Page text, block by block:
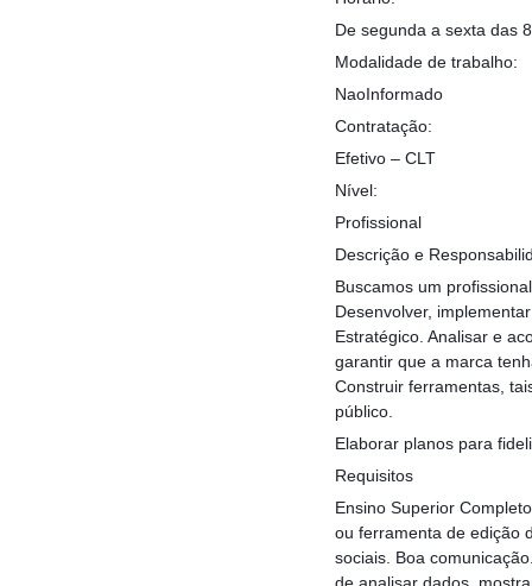
De segunda a sexta das
Modalidade de trabalho:
NaoInformado
Contratação:
Efetivo – CLT
Nível:
Profissional
Descrição e
Buscamos um
Desenvolver,
Estratégico. Analisar e
garantir que a marca
Construir ferramentas,
público.
Elaborar planos para
Requisitos
Ensino Superior
ou ferramenta de edição
sociais. Boa
de analisar dados,